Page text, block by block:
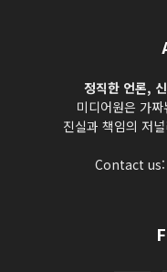
정직한 언론,
미디어원은 가
진실과 책임의 저
Contact us: